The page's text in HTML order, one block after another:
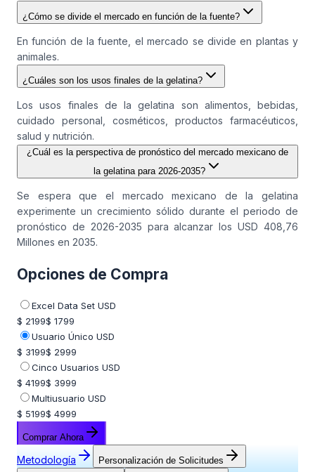
¿Cómo se divide el mercado en función de la fuente?
En función de la fuente, el mercado se divide en plantas y
animales.
¿Cuáles son los usos finales de la gelatina?
Los usos finales de la gelatina son alimentos, bebidas,
cuidado personal, cosméticos, productos farmacéuticos,
salud y nutrición.
¿Cuál es la perspectiva de pronóstico del mercado mexicano de
la gelatina para 2026-2035?
Se espera que el mercado mexicano de la gelatina
experimente un crecimiento sólido durante el periodo de
pronóstico de 2026-2035 para alcanzar los USD 408,76
Millones en 2035.
Opciones de Compra
Excel Data Set USD
$ 2199$ 1799
Usuario Único USD
$ 3199$ 2999
Cinco Usuarios USD
$ 4199$ 3999
Multiusuario USD
$ 5199$ 4999
Comprar Ahora
Metodología Personalización de Solicitudes